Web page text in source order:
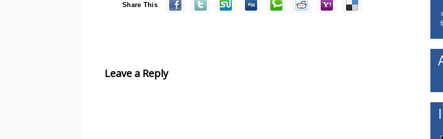
Share This
Leave a Reply